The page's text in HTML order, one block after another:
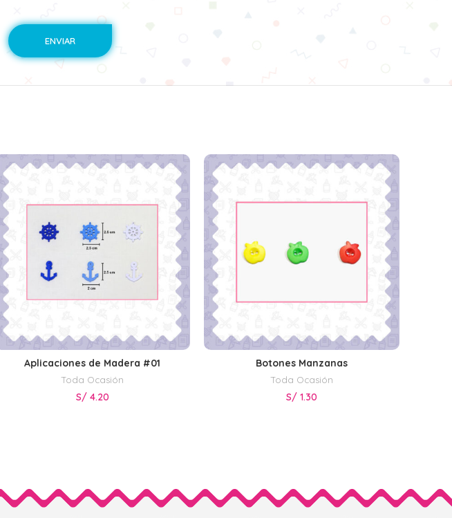
SELECCIONAR OPCIONES
Aplicaciones de Madera #01
Toda Ocasión
S/ 4.20
SELECCIONAR OPCIONES
Botones Manzanas
Toda Ocasión
S/ 1.30